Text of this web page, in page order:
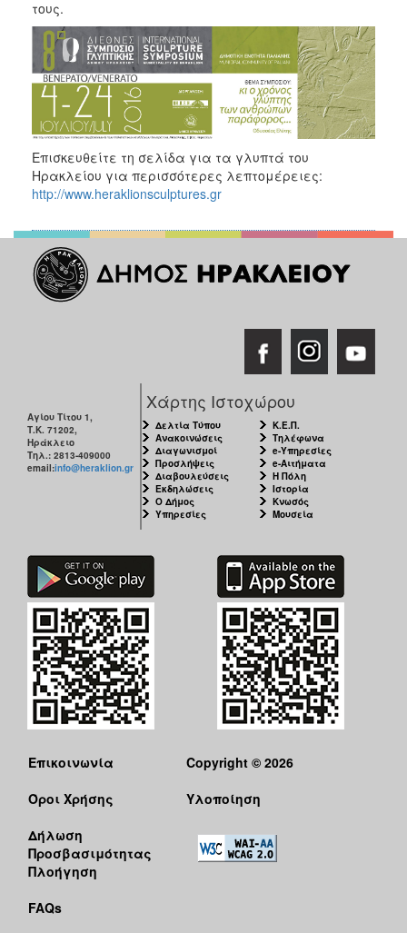
Πιάνου
Μαθητικό
Καλλιτεχνικό
Φεστιβάλ
Συμπόσιο
Γλυπτικής
Εκδηλώσεων
ΤΟΠΟΣ
τους.
Επισκευθείτε τη σελίδα για τα γλυπτά του
Ηρακλείου για περισσότερες λεπτομέρειες:
http://www.heraklionsculptures.gr
Αγίου Τίτου 1,
Τ.Κ. 71202,
Ηράκλειο
Τηλ.: 2813-409000
email:info@heraklion.gr
Χάρτης Ιστοχώρου
Δελτία Τύπου
Ανακοινώσεις
Διαγωνισμοί
Προσλήψεις
Διαβουλεύσεις
Εκδηλώσεις
Ο Δήμος
Υπηρεσίες
Κ.Ε.Π.
Τηλέφωνα
e-Υπηρεσίες
e-Αιτήματα
Η Πόλη
Ιστορία
Κνωσός
Μουσεία
Επικοινωνία
Όροι Χρήσης
Δήλωση
Προσβασιμότητας
Πλοήγηση
FAQs
Copyright © 2026
Υλοποίηση